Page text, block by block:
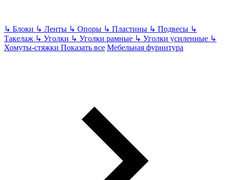
↳ Блоки ↳ Ленты ↳ Опоры ↳ Пластины ↳ Подвесы ↳
Такелаж ↳ Уголки ↳ Уголки рамные ↳ Уголки усиленные ↳
Хомуты-стяжки Показать все Мебельная фурнитура